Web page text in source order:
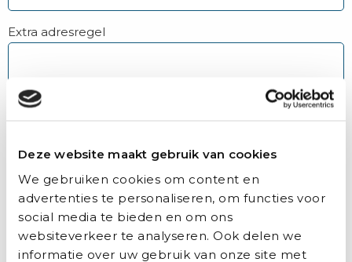
Deze website maakt gebruik van cookies
We gebruiken cookies om content en
advertenties te personaliseren, om functies voor
social media te bieden en om ons
websiteverkeer te analyseren. Ook delen we
informatie over uw gebruik van onze site met
Extra adresregel
Plaats
Postcode